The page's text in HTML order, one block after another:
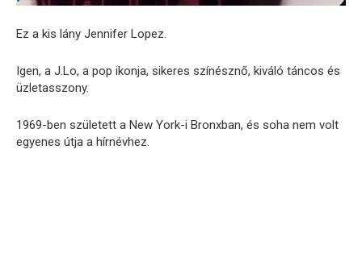
Ez a kis lány Jennifer Lopez.
Igen, a J.Lo, a pop ikonja, sikeres színésznő, kiváló táncos és
üzletasszony.
1969-ben született a New York-i Bronxban, és soha nem volt
egyenes útja a hírnévhez.